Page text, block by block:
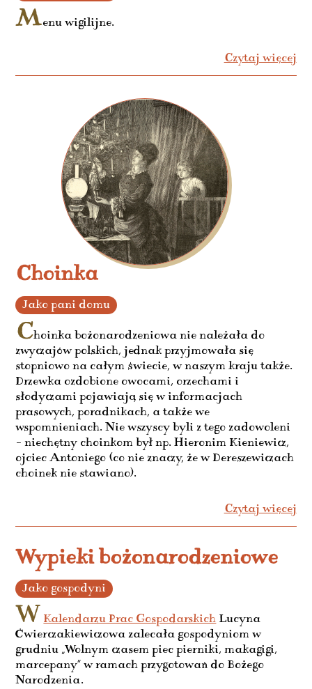
Menu wigilijne.
Czytaj więcej
Choinka
Jako pani domu
Choinka bożonarodzeniowa nie należała do
zwyczajów polskich, jednak przyjmowała się
stopniowo na całym świecie, w naszym kraju także.
Drzewka ozdobione owocami, orzechami i
słodyczami pojawiają się w informacjach
prasowych, poradnikach, a także we
wspomnieniach. Nie wszyscy byli z tego zadowoleni
– niechętny choinkom był np. Hieronim Kieniewicz,
ojciec Antoniego (co nie znaczy, że w Dereszewiczach
choinek nie stawiano).
Czytaj więcej
Wypieki bożonarodzeniowe
Jako gospodyni
W Kalendarzu Prac Gospodarskich Lucyna
Ćwierczakiewiczowa zalecała gospodyniom w
grudniu „Wolnym czasem piec pierniki, makagigi,
marcepany” w ramach przygotowań do Bożego
Narodzenia.